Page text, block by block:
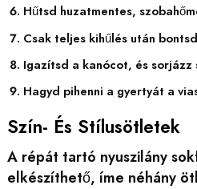
Hűtsd huzatmentes,
Csak teljes kihűlés után
Igazítsd a kanócot, és sorjázz
Hagyd pihenni a gyertyát a
Szín- És Stílusötletek
A répát tartó nyuszilány
elkészíthető, íme néhány